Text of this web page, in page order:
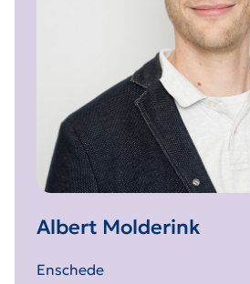
Albert Molderink
Enschede